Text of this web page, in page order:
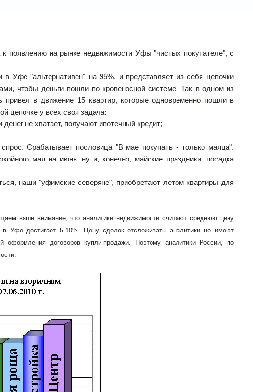
появлению на рынке недвижимости Уфы "чистых покупателе", с
Уфе "альтернативен" на 95%, и представляет из себя цепочки
чтобы деньги пошли по кровеносной системе. Так в одном из
в движение 15 квартир, которые одновременно пошли в
цепочке у всех своя задача:
не хватает, получают ипотечный кредит;
Срабатывает пословица "В мае покупать - только маяца".
мая на июнь, ну и, конечно, майские праздники, посадка
наши "уфимские северяне", приобретают летом квартиры для
ваше внимание, что аналитики недвижимости считают среднюю цену
Уфе достигает 5-10%. Цену сделок отслеживать аналитики не имеют
договоров купли-продажи. Поэтому аналитики России, по